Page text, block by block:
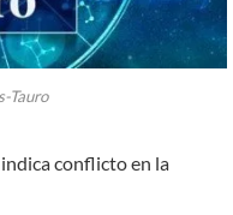
Tauro
conflicto en la